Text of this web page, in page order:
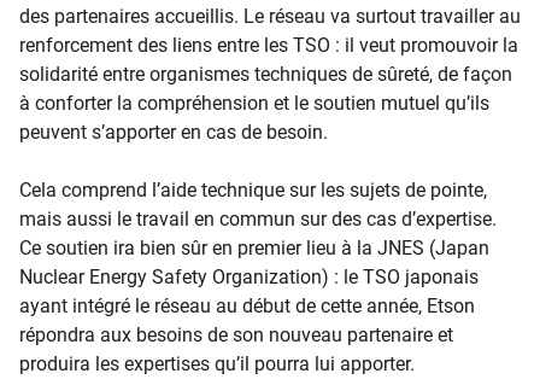
des partenaires accueillis. Le réseau va surtout travailler au
renforcement des liens entre les TSO : il veut promouvoir la
solidarité entre organismes techniques de sûreté, de façon
à conforter la compréhension et le soutien mutuel qu’ils
peuvent s’apporter en cas de besoin.
Cela comprend l’aide technique sur les sujets de pointe,
mais aussi le travail en commun sur des cas d’expertise.
Ce soutien ira bien sûr en premier lieu à la JNES (Japan
Nuclear Energy Safety Organization) : le TSO japonais
ayant intégré le réseau au début de cette année, Etson
répondra aux besoins de son nouveau partenaire et
produira les expertises qu’il pourra lui apporter.